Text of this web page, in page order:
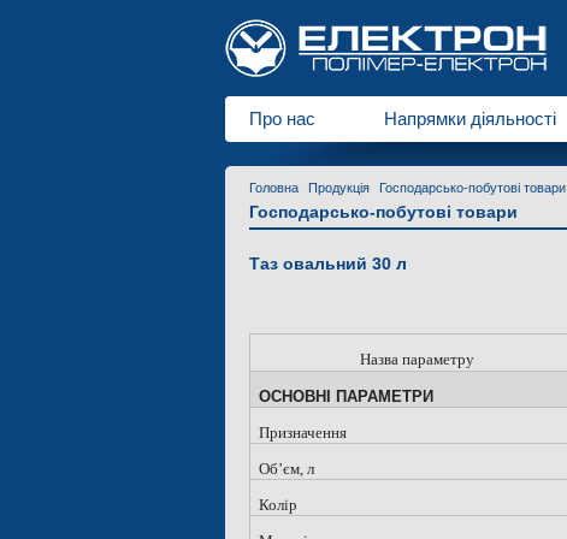
Про нас Напрямки діяльності
Головна Продукція Господарсько-побутові товари
Господарсько-побутові товари
Таз овальний 30 л
Назва параметру
ОСНОВНІ ПАРАМЕТРИ
Призначення
Об’єм, л
Колір